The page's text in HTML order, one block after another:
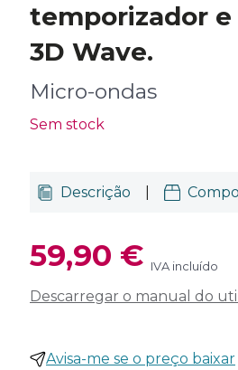
temporizador
3D Wave.
Micro-ondas
Sem stock
Descrição
59,90 € IVA incluído
Descarregar o manual do
Avisa-me se o preço baixar